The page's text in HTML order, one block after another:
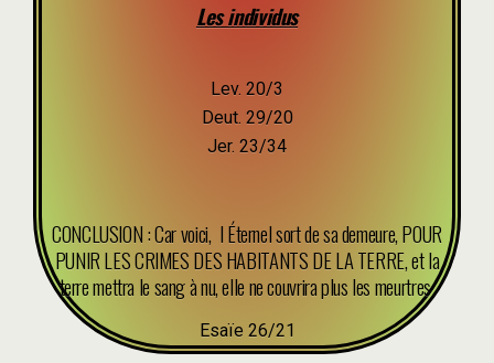
Les individus
Lev. 20/3
Deut. 29/20
Jer. 23/34
CONCLUSION : Car voici, l Éternel sort de sa demeure, POUR
PUNIR LES CRIMES DES HABITANTS DE LA TERRE, et la
terre mettra le sang à nu, elle ne couvrira plus les meurtres
Esaïe 26/21